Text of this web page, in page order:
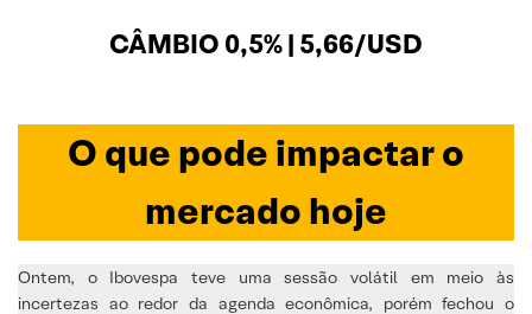
CÂMBIO 0,5% | 5,66/USD
O que pode impactar o
mercado hoje
Ontem, o Ibovespa teve uma sessão volátil em meio às
incertezas ao redor da agenda econômica, porém fechou o